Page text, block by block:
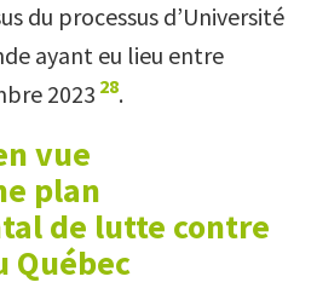
du processus d’Université
ayant eu lieu entre
2023 28.
vue
plan
de lutte contre
Québec